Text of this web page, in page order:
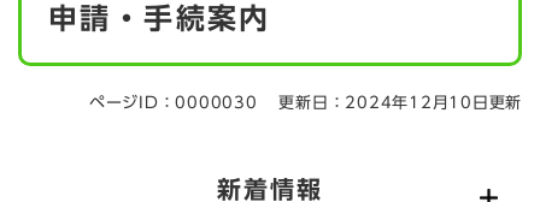
申請・手続案内
ページID：0000030 更新日：2024年12月10日更新
新着情報